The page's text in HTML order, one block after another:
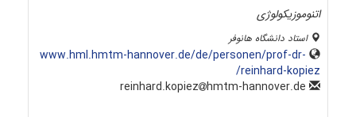
اتنوموزیکولوژی
استاد دانشگاه هانوفر
www.hml.hmtm-hannover.de/de/personen/prof-dr-
reinhard-kopiez/
hmtm-hannover.de